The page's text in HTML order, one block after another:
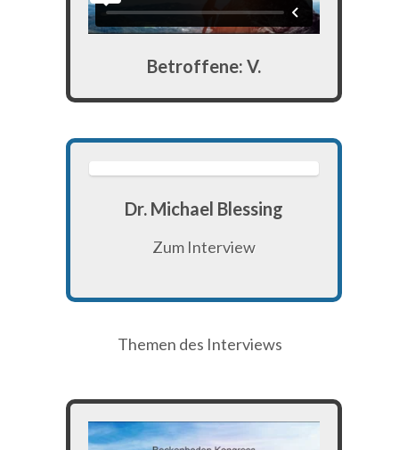
Betroffene: V.
Dr. Michael Blessing
Zum Interview
Themen des Interviews